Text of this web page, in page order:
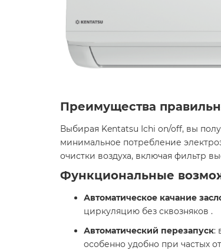
Преимущества
Выбирая Kentatsu Ichi on/off, вы
минимальное потребление
очистки воздуха, включая фильтр
Функциональные
Автоматическое качание
циркуляцию без сквозняков .​
Автоматический перезапуск:
особенно удобно при частых